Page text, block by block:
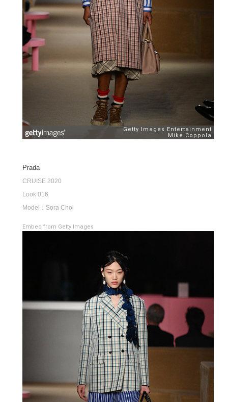
Prada
CRUISE 2020
Look 016
Model：Sora Choi
Embed from Getty Images